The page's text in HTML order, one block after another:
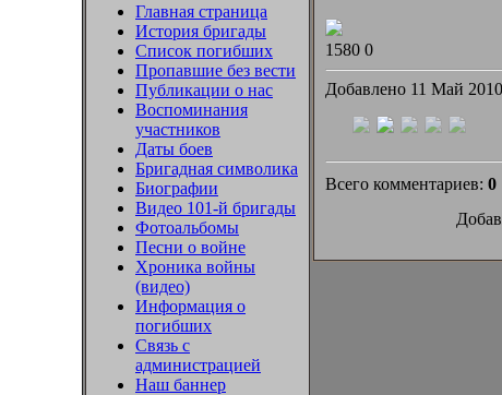
Главная страница
История бригады
Список погибших
Пропавшие без вести
Публикации о нас
Воспоминания
участников
Даты боев
Бригадная символика
Биографии
Видео 101-й бригады
Фотоальбомы
Песни о войне
Хроника войны
(видео)
Информация о
погибших
Связь с
администрацией
Наш баннер
1580 0
Добавлено 11 Май 2010
Всего комментариев: 0